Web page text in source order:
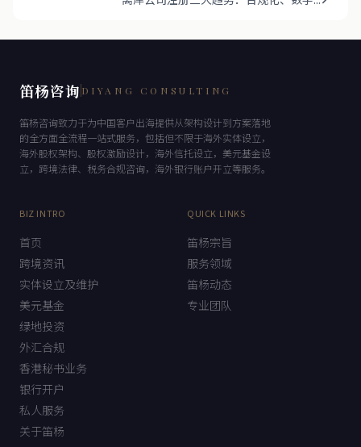
笛杨咨询致力于为中国客户出海提供从架构设计到方案落地
的全方面全流程一站式服务，包括但不限于海外实体设立，
海外股权架构、股权激励设计，海外信托设立，美元基金设
首页
跨境资讯
实体设立及维护
美元基金
绿地投资
外汇合规
香港秘书业务
银行开户
私人服务
笛杨宗旨
服务领域
笛杨动态